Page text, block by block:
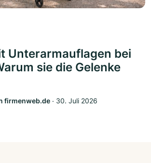
Unterarmauflagen bei
sie die Gelenke
firmenweb.de ‧ 30. Juli 2026